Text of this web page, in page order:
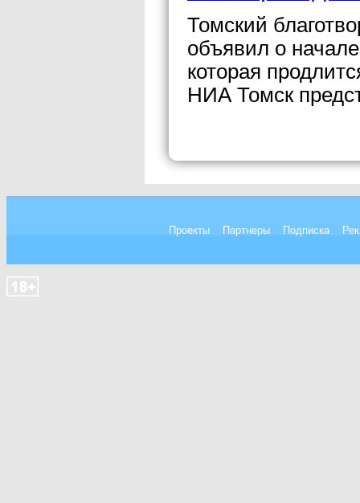
Томский
объявил о
которая
НИА Томск
Проекты Партнеры Подписка